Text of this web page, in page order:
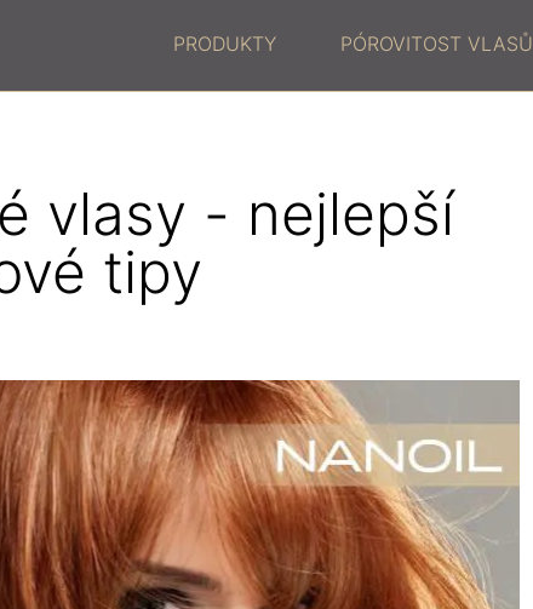
PRODUKTY PÓROVITOST VLASŮ
vlasy - nejlepší
tipy